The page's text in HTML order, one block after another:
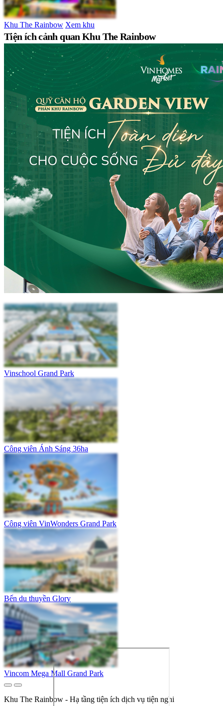
Khu The Rainbow Xem khu
Tiện ích cảnh quan Khu The Rainbow
Vinschool Grand Park
Công viên Ánh Sáng 36ha
Công viên VinWonders Grand Park
Bến du thuyền Glory
Vincom Mega Mall Grand Park
Khu The Rainbow - Hạ tầng tiện ích dịch vụ tiện nghi